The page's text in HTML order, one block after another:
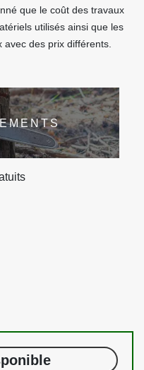
que le coût des travaux
utilisés ainsi que les
des prix différents.